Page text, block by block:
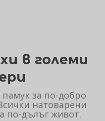
в големи
за по-добро
натоварени
по-дълъг живот.